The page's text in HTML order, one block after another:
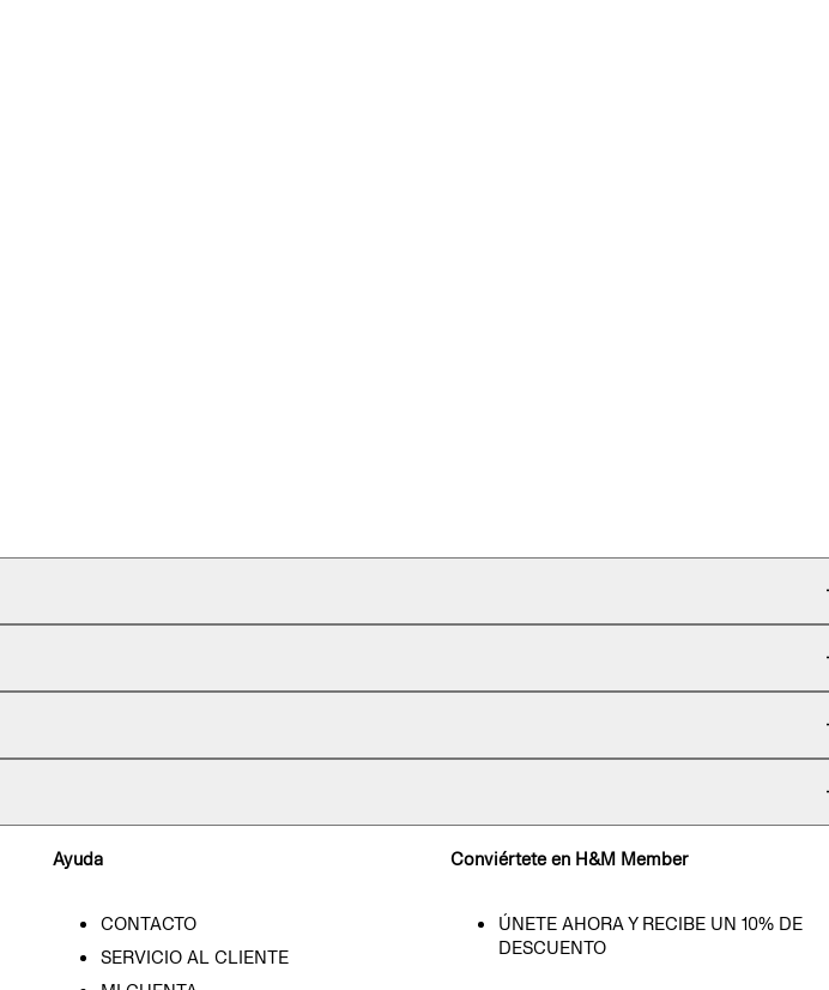
Ayuda
CONTACTO
SERVICIO AL CLIENTE
Conviértete en H&M Member
ÚNETE AHORA Y RECIBE UN 10% DE
DESCUENTO